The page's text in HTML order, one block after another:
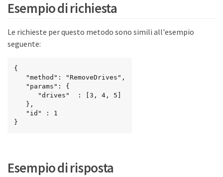
Esempio di richiesta
Le richieste per questo metodo sono simili all'esempio
seguente:
{
}
Esempio di risposta